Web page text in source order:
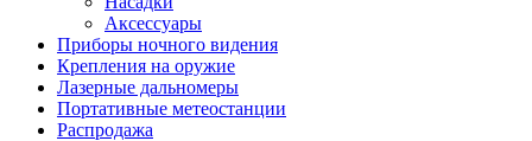
Аксессуары
Приборы ночного видения
Крепления на оружие
Лазерные дальномеры
Портативные метеостанции
Распродажа